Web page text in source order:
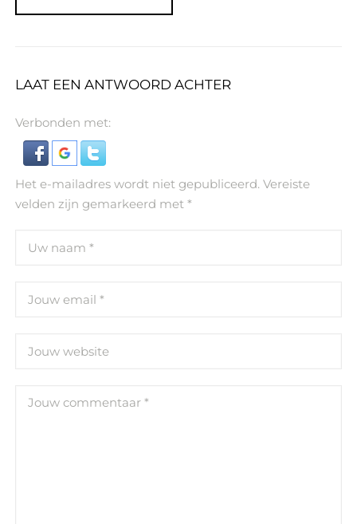
LAAT EEN ANTWOORD ACHTER
Verbonden met:
Het e-mailadres wordt niet gepubliceerd. Vereiste
velden zijn gemarkeerd met *